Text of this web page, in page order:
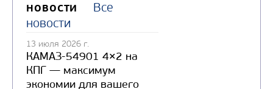
НОВОСТИ
Все
новости
13 июля 2026 г.
КАМАЗ-54901 4×2 на
КПГ — максимум
экономии для вашего